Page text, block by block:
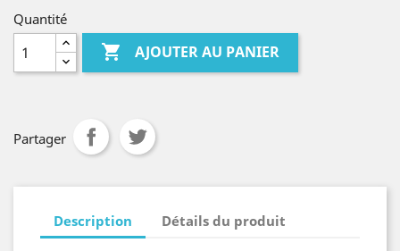
Quantité
 AJOUTER AU PANIER
Partager
Description Détails du produit